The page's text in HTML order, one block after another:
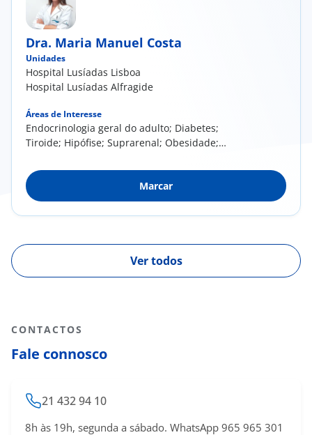
Dra. Maria Manuel Costa
Unidades
Hospital Lusíadas Lisboa
Hospital Lusíadas Alfragide
Áreas de Interesse
​Endocrinologia geral do adulto; Diabetes;
Tiroide; Hipófise; Suprarenal; Obesidade;
Marcar
Ver todos
CONTACTOS
Fale connosco
21 432 94 10
8h às 19h, segunda a sábado. WhatsApp 965 965 301